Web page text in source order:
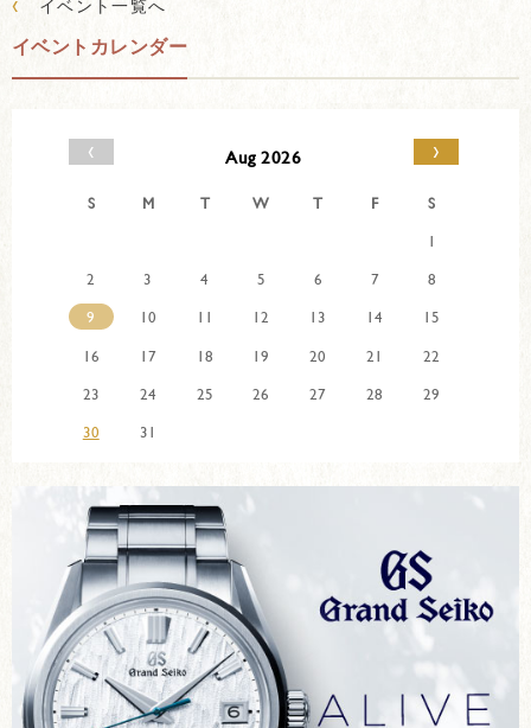
イベント一覧へ
イベントカレンダー
‹ Aug 2026 ›
S M T W T F
S
1
2
3 4 5 6 7
8
9
10 11 12 13 14
15
16
17 18 19 20 21
22
23
24 25 26 27 28
29
30
31